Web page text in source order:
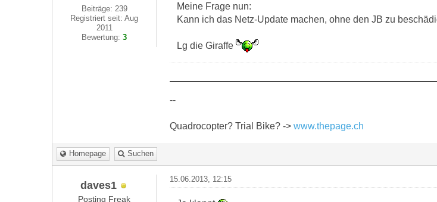
Beiträge: 239
Registriert seit: Aug
2011
Bewertung:3
Meine Frage nun:
Kann ich das Netz-Update machen, ohne den JB zu
Lg die Giraffe
--
Quadrocopter? Trial Bike? -> www.thepage.ch
Homepage Suchen
daves1
Posting Freak
15.06.2013, 12:15